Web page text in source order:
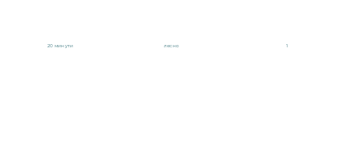
20 минути лесно 1